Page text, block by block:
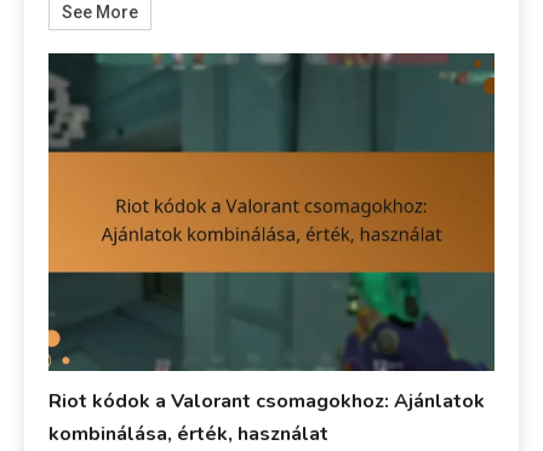
See More
Riot kódok a Valorant csomagokhoz: Ajánlatok
kombinálása, érték, használat